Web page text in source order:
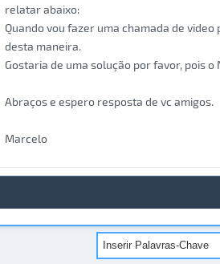
relatar abaixo:
Quando vou fazer uma chamada de
desta maneira.
Gostaria de uma solução por favor, pois
Abraços e espero resposta de vc amigos.
Marcelo